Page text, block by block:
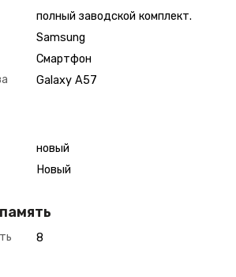
полный заводской комплект.
Samsung
Смартфон
Galaxy A57
новый
Новый
8